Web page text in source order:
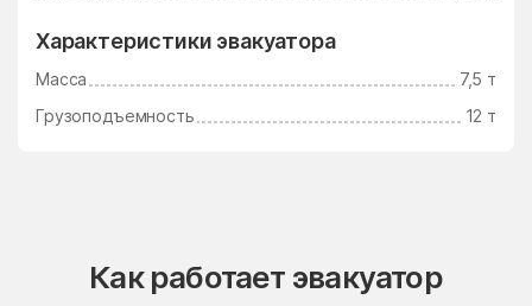
Характеристики эвакуатора
Масса
7,5 т
Грузоподъемность
12 т
Как работает эвакуатор